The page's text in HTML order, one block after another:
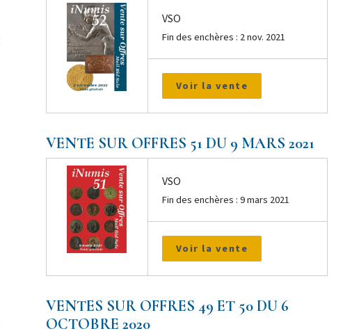
VSO
Fin des enchères : 2 nov. 2021
Voir la vente
VENTE SUR OFFRES 51 DU 9 MARS 2021
VSO
Fin des enchères : 9 mars 2021
Voir la vente
VENTES SUR OFFRES 49 ET 50 DU 6
OCTOBRE 2020